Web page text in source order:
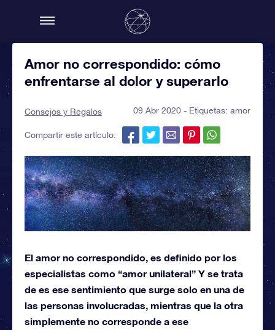
Amor no correspondido: cómo
enfrentarse al dolor y superarlo
Consejos y Regalos 09 Abr 2020 - Etiquetas: amor
Compartir este artículo:
El amor no correspondido, es definido por los
especialistas como “amor unilateral” Y se trata
de es ese sentimiento que surge solo en una de
las personas involucradas, mientras que la otra
simplemente no corresponde a ese